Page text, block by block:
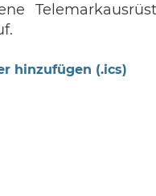
hinzufügen (.ics)